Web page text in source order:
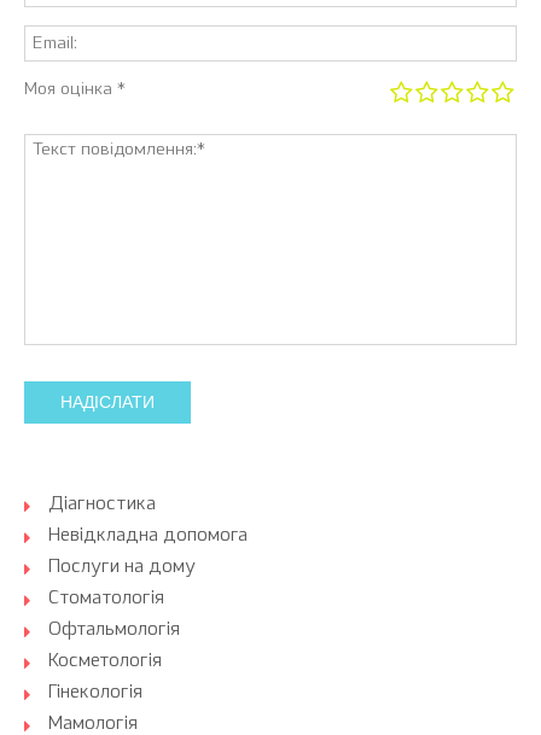
Моя оцінка *
НАДІСЛАТИ
Діагностика
Невідкладна допомога
Послуги на дому
Стоматологія
Офтальмологія
Косметологія
Гінекологія
Мамологія